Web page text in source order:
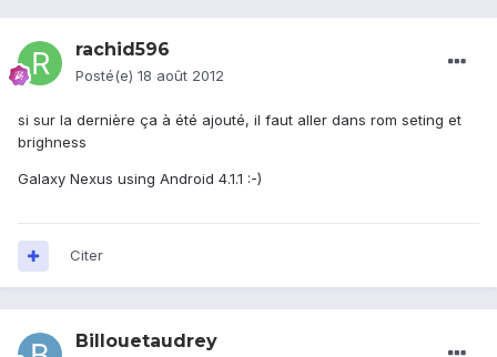
rachid596
Posté(e) 18 août 2012
si sur la dernière ça à été ajouté, il faut aller dans rom seting et
brighness
Galaxy Nexus using Android 4.1.1 :-)
Citer
Billouetaudrey